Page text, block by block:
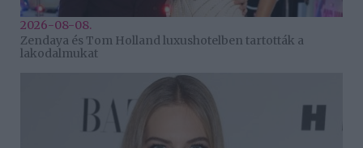
2026-08-08.
Zendaya és Tom Holland luxushotelben tartották a
lakodalmukat